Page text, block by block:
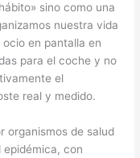
sino como una
nuestra vida
en pantalla en
para el coche y no
el
real y medido.
organismos de salud
epidémica, con